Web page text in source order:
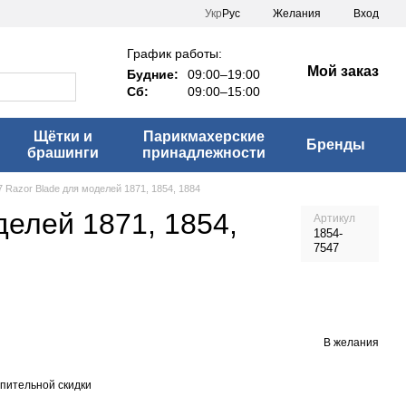
Укр Рус Желания Вход
График работы:
Будние:
09:00–19:00
Сб:
09:00–15:00
Мой заказ
Щётки и
брашинги
Парикмахерские
принадлежности
Бренды
Blade для моделей 1871, 1854, 1884
1871, 1854, Артикул
1854-
7547
В желания
скидки